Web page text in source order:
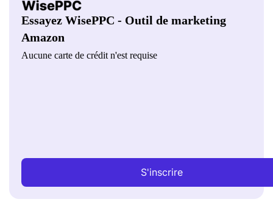
Essayez WisePPC - Outil de marketing
Amazon
Aucune carte de crédit n'est requise
S'inscrire